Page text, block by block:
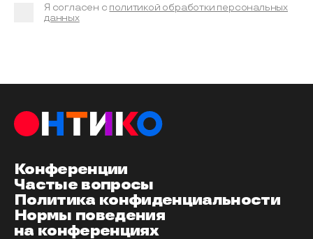
Я согласен с политикой обработки персональных
данных
Конференции
Частые вопросы
Политика конфиденциальности
Нормы поведения
на конференциях